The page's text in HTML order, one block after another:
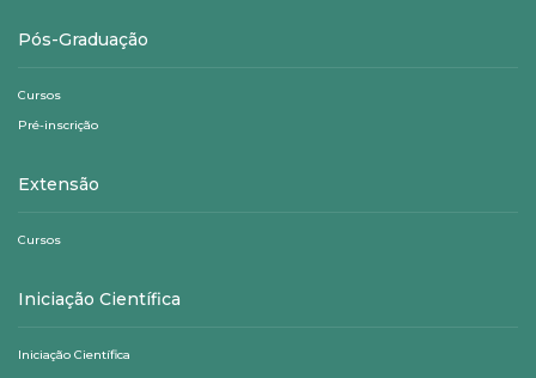
Pós-Graduação
Cursos
Pré-inscrição
Extensão
Cursos
Iniciação Científica
Iniciação Científica